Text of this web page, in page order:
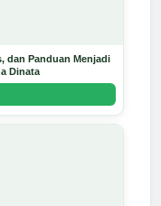
dan Panduan Menjadi
Dinata